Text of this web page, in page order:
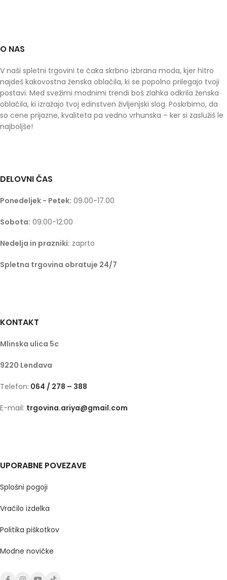
O NAS
V naši spletni trgovini te čaka skrbno izbrana moda, kjer hitro
najdeš kakovostna ženska oblačila, ki se popolno prilegajo tvoji
postavi. Med svežimi modnimi trendi boš zlahka odkrila ženska
oblačila, ki izražajo tvoj edinstven življenjski slog. Poskrbimo, da
so cene prijazne, kvaliteta pa vedno vrhunska – ker si zaslužiš le
najboljše!
DELOVNI ČAS
Ponedeljek - Petek: 09.00-17.00
Sobota: 09:00-12:00
Nedelja in prazniki: zaprto
Spletna trgovina obratuje 24/7
KONTAKT
Mlinska ulica 5c
9220 Lendava
Telefon: 064 / 278 – 388
E-mail: trgovina.ariya@gmail.com
UPORABNE POVEZAVE
Splošni pogoji
Vračilo izdelka
Politika piškotkov
Modne novičke